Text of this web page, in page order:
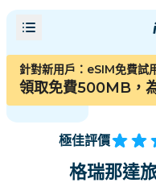
針對新用戶：eSIM免費試
領取免費500MB，
極佳評價
格瑞那達